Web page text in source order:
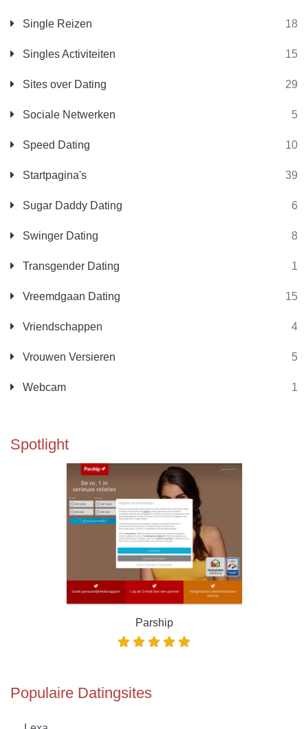
Single Reizen 18
Singles Activiteiten 15
Sites over Dating 29
Sociale Netwerken 5
Speed Dating 10
Startpagina's 39
Sugar Daddy Dating 6
Swinger Dating 8
Transgender Dating 1
Vreemdgaan Dating 15
Vriendschappen 4
Vrouwen Versieren 5
Webcam 1
Spotlight
Parship
Populaire Datingsites